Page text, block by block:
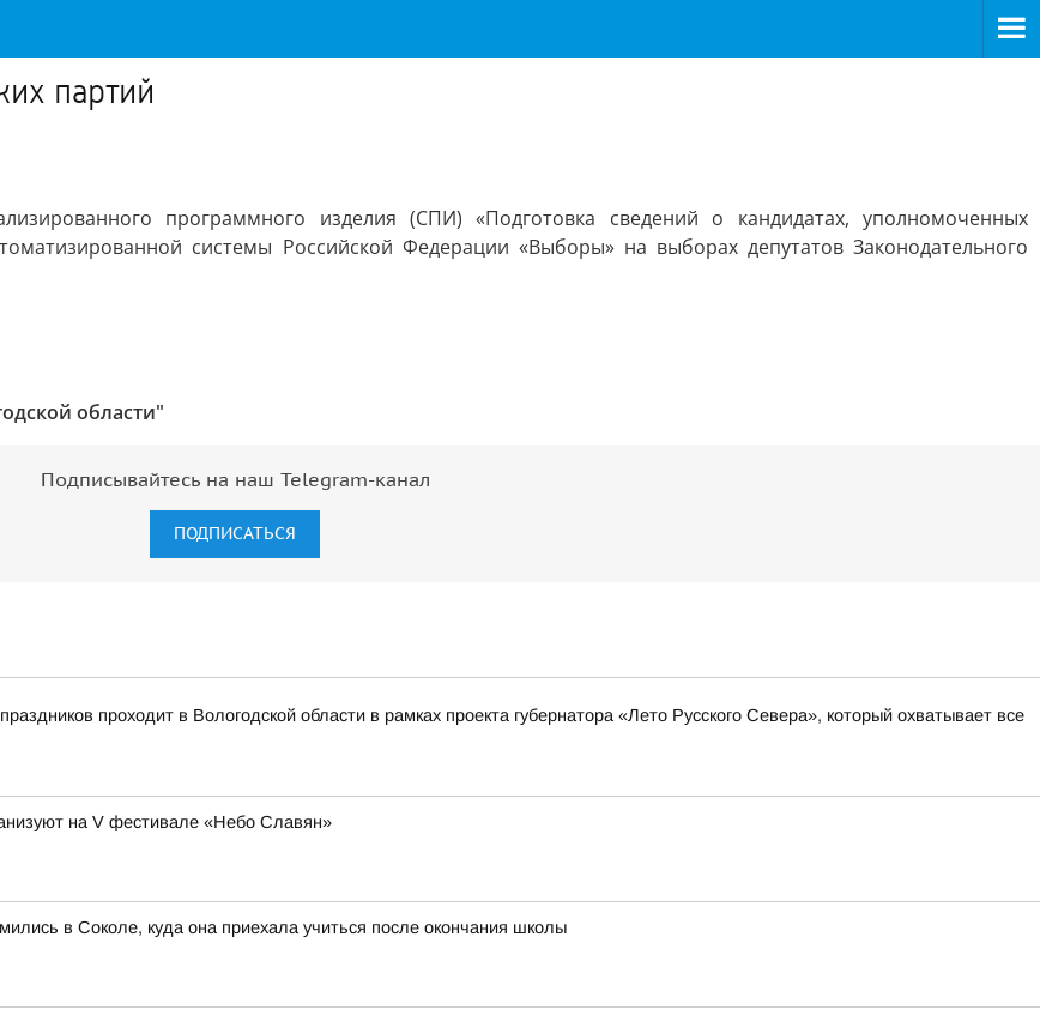
партий
программного изделия (СПИ) «Подготовка сведений о кандидатах, уполномоченных
системы Российской Федерации «Выборы» на выборах депутатов Законодательного
области"
Подписывайтесь на наш Telegram-канал
ПОДПИСАТЬСЯ
проходит в Вологодской области в рамках проекта губернатора «Лето Русского Севера», который охватывает все
на V фестивале «Небо Славян»
в Соколе, куда она приехала учиться после окончания школы